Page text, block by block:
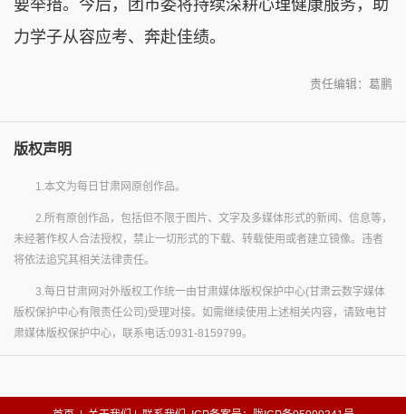
要举措。今后，团市委将持续深耕心理健康服务，助
力学子从容应考、奔赴佳绩。
责任编辑：葛鹏
版权声明
1.本文为每日甘肃网原创作品。
2.所有原创作品，包括但不限于图片、文字及多媒体形式的新闻、信息等，
未经著作权人合法授权，禁止一切形式的下载、转载使用或者建立镜像。违者
将依法追究其相关法律责任。
3.每日甘肃网对外版权工作统一由甘肃媒体版权保护中心(甘肃云数字媒体
版权保护中心有限责任公司)受理对接。如需继续使用上述相关内容，请致电甘
肃媒体版权保护中心，联系电话:0931-8159799。